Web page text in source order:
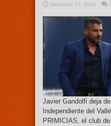
diciembre 17, 2024
0
Javier Gandolfi deja
Independiente del
PRIMICIAS, el club